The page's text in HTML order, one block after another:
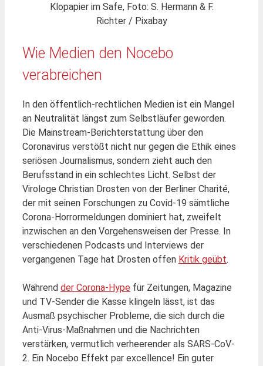
Klopapier im Safe, Foto: S. Hermann & F.
Richter / Pixabay
Wie Medien den Nocebo
verabreichen
In den öffentlich-rechtlichen Medien ist ein Mangel
an Neutralität längst zum Selbstläufer geworden.
Die Mainstream-Berichterstattung über den
Coronavirus verstößt nicht nur gegen die Ethik eines
seriösen Journalismus, sondern zieht auch den
Berufsstand in ein schlechtes Licht. Selbst der
Virologe Christian Drosten von der Berliner Charité,
der mit seinen Forschungen zu Covid-19 sämtliche
Corona-Horrormeldungen dominiert hat, zweifelt
inzwischen an den Vorgehensweisen der Presse. In
verschiedenen Podcasts und Interviews der
vergangenen Tage hat Drosten offen Kritik geübt.
Während der Corona-Hype für Zeitungen, Magazine
und TV-Sender die Kasse klingeln lässt, ist das
Ausmaß psychischer Probleme, die sich durch die
Anti-Virus-Maßnahmen und die Nachrichten
verstärken, vermutlich verheerender als SARS-CoV-
2. Ein Nocebo Effekt par excellence! Ein guter